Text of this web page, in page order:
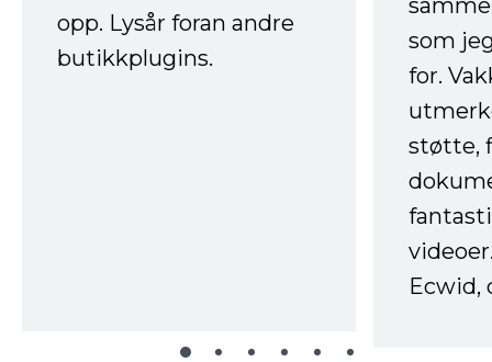
opp. Lysår foran andre
butikkplugins.
som
for.
støtte,
Ecwid,